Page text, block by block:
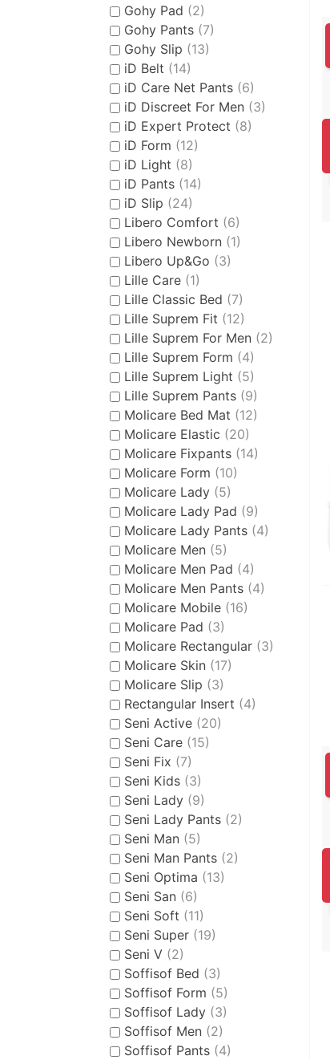
Gohy Pad (2)
Gohy Pants (7)
Gohy Slip (13)
iD Belt (14)
iD Care Net Pants (6)
iD Discreet For Men (3)
iD Expert Protect (8)
iD Form (12)
iD Light (8)
iD Pants (14)
iD Slip (24)
Libero Comfort (6)
Libero Newborn (1)
Libero Up&Go (3)
Lille Care (1)
Lille Classic Bed (7)
Lille Suprem Fit (12)
Lille Suprem For Men (2)
Lille Suprem Form (4)
Lille Suprem Light (5)
Lille Suprem Pants (9)
Molicare Bed Mat (12)
Molicare Elastic (20)
Molicare Fixpants (14)
Molicare Form (10)
Molicare Lady (5)
Molicare Lady Pad (9)
Molicare Lady Pants (4)
Molicare Men (5)
Molicare Men Pad (4)
Molicare Men Pants (4)
Molicare Mobile (16)
Molicare Pad (3)
Molicare Rectangular (3)
Molicare Skin (17)
Molicare Slip (3)
Rectangular Insert (4)
Seni Active (20)
Seni Care (15)
Seni Fix (7)
Seni Kids (3)
Seni Lady (9)
Seni Lady Pants (2)
Seni Man (5)
Seni Man Pants (2)
Seni Optima (13)
Seni San (6)
Seni Soft (11)
Seni Super (19)
Seni V (2)
Soffisof Bed (3)
Soffisof Form (5)
Soffisof Lady (3)
Soffisof Men (2)
Soffisof Pants (4)